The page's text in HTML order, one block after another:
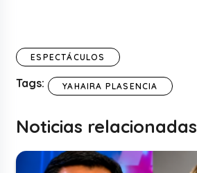
ESPECTÁCULOS
Tags: YAHAIRA PLASENCIA
Noticias relacionadas